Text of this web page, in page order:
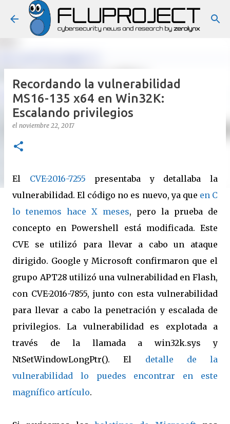
Ir al contenido principal
Recordando la vulnerabilidad
MS16-135 x64 en Win32K:
Escalando privilegios
el noviembre 22, 2017
El CVE-2016-7255 presentaba y detallaba la
vulnerabilidad. El código no es nuevo, ya que en C
lo tenemos hace X meses, pero la prueba de
concepto en Powershell está modificada. Este
CVE se utilizó para llevar a cabo un ataque
dirigido. Google y Microsoft confirmaron que el
grupo APT28 utilizó una vulnerabilidad en Flash,
con CVE-2016-7855, junto con esta vulnerabilidad
para llevar a cabo la penetración y escalada de
privilegios. La vulnerabilidad es explotada a
través de la llamada a win32k.sys y
NtSetWindowLongPtr(). El detalle de la
vulnerabilidad lo puedes encontrar en este
magnífico artículo.